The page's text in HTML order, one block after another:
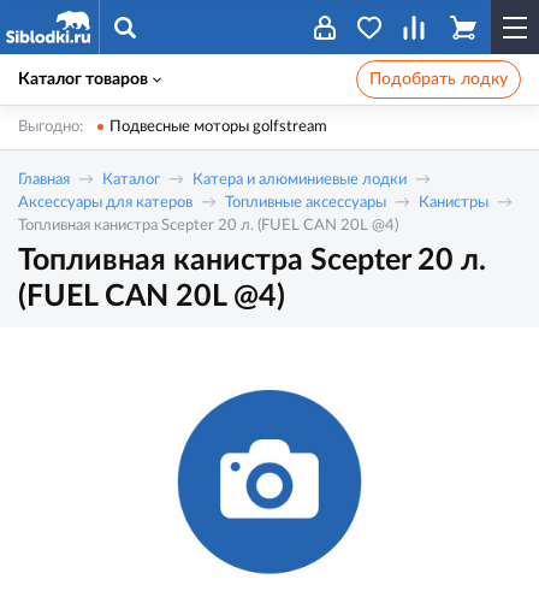
Каталог товаров Подобрать лодку
Выгодно: Подвесные моторы golfstream
Главная Каталог
Катера и алюминиевые лодки
Аксессуары для катеров
Топливные аксессуары
Канистры
Топливная канистра Scepter 20 л. (FUEL CAN 20L @4)
Топливная канистра Scepter 20 л.
(FUEL CAN 20L @4)